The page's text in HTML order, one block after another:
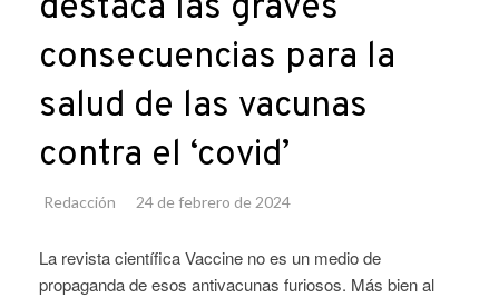
destaca las graves
consecuencias para la
salud de las vacunas
contra el ‘covid’
Redacción 24 de febrero de 2024
La revista científica Vaccine no es un medio de
propaganda de esos antivacunas furiosos. Más bien al